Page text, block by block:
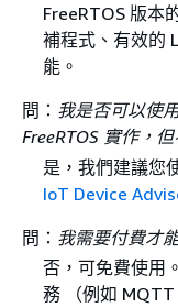
FreeRTOS 版本
補程式、有效的
能。
問： 我是否可以使
FreeRTOS 實作，
是，我們建議您
IoT Device
問： 我需要付費才
否，可免費使用
務 （例如